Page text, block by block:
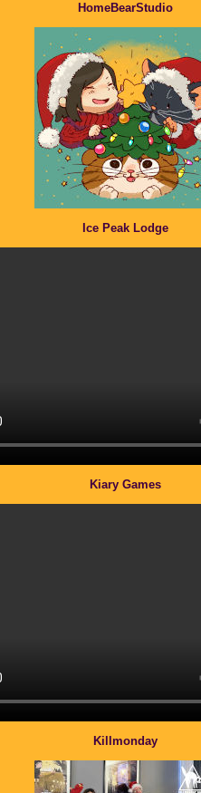
HomeBearStudio
Ice Peak Lodge
Kiary Games
Killmonday